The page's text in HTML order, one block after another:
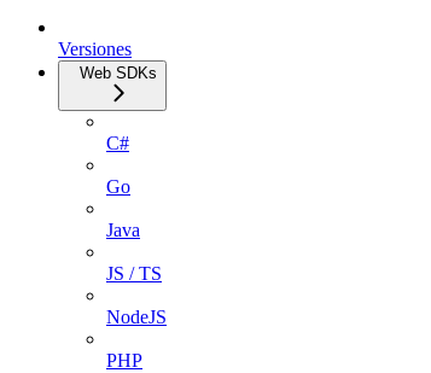
Versiones
Web SDKs
C#
Go
Java
JS / TS
NodeJS
PHP